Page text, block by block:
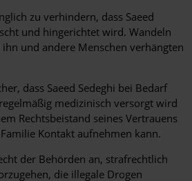
zu verhindern, dass Saeed
und hingerichtet wird. Wandeln
ihn und andere Menschen verhängten
dass Saeed Sedeghi bei Bedarf
medizinisch versorgt wird
Rechtsbeistand seines Vertrauens
Kontakt aufnehmen kann.
der Behörden an, strafrechtlich
die illegale Drogen